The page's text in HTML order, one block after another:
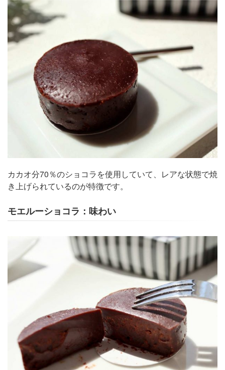
カカオ分70％のショコラを使用していて、レアな状態で焼
き上げられているのが特徴です。
モエルーショコラ：味わい